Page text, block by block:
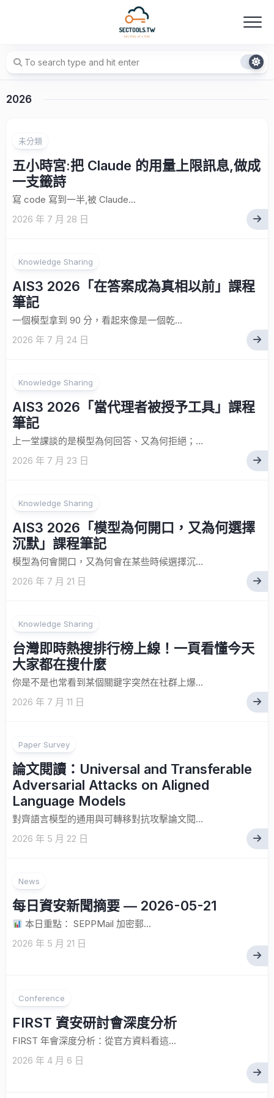
2026
未分類
五小時宮:把 Claude 的用量上限訊息,做成
一支籤詩
寫 code 寫到一半,被 Claude...
2026 年 7 月 28 日
Knowledge Sharing
AIS3 2026「在答案成為真相以前」課程
筆記
一個模型拿到 90 分，看起來像是一個乾...
2026 年 7 月 24 日
Knowledge Sharing
AIS3 2026「當代理者被授予工具」課程
筆記
上一堂課談的是模型為何回答、又為何拒絕；...
2026 年 7 月 23 日
Knowledge Sharing
AIS3 2026「模型為何開口，又為何選擇
沉默」課程筆記
模型為何會開口，又為何會在某些時候選擇沉...
2026 年 7 月 21 日
Knowledge Sharing
台灣即時熱搜排行榜上線！一頁看懂今天
大家都在搜什麼
你是不是也常看到某個關鍵字突然在社群上爆...
2026 年 7 月 11 日
Paper Survey
論文閱讀：Universal and Transferable
Adversarial Attacks on Aligned
Language Models
對齊語言模型的通用與可轉移對抗攻擊論文閱...
2026 年 5 月 22 日
News
每日資安新聞摘要 — 2026-05-21
本日重點： SEPPMail 加密郵...
2026 年 5 月 21 日
Conference
FIRST 資安研討會深度分析
FIRST 年會深度分析：從官方資料看這...
2026 年 4 月 6 日